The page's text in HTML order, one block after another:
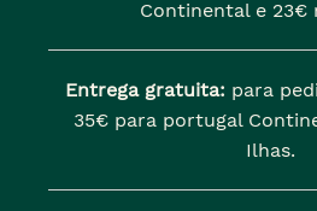
Continental e 23€
Entrega gratuita: para
35€ para portugal
Ilhas.